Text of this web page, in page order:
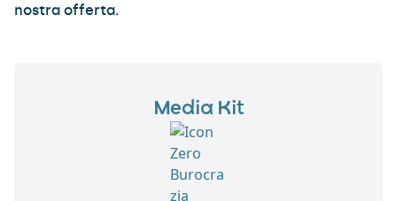
nostra offerta.
Media Kit